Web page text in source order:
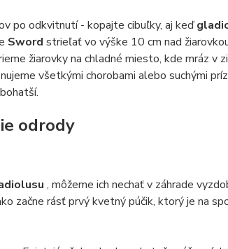
po odkvitnutí - kopajte cibuľky, aj keď
Sword strieľať vo výške 10 cm nad
žiarovky na chladné miesto, kde mráz v
všetkými chorobami alebo suchými
odrody
, môžeme ich nechať v záhrade
začne rásť prvý kvetný púčik, ktorý je na